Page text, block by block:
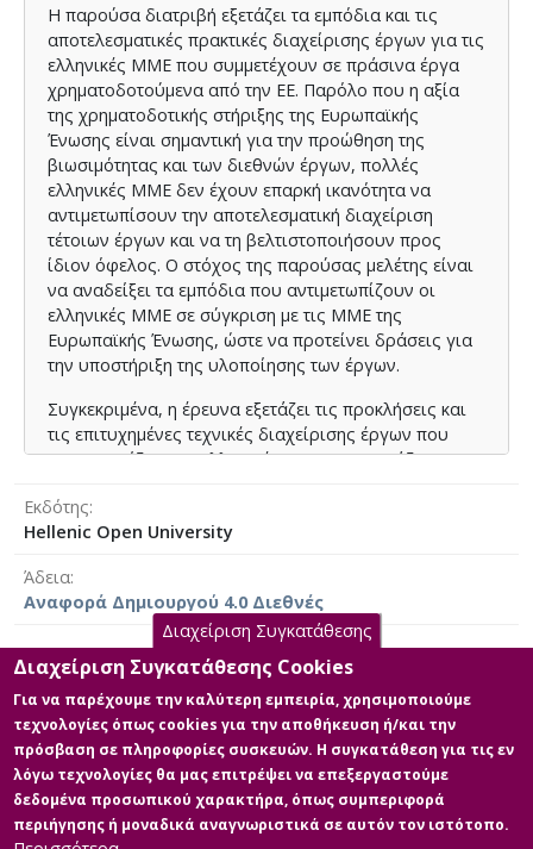
against peers in nations like Germany, Italy, and the
Netherlands as well as in-depth research of SME
experiences.
It aims to identify key factors influencing project
management efficiency, including financial and human
resource planning, administrative burdens, partner
collaboration, and compliance with EU regulations.
Findings highlight that Greek SMEs struggle with
complex bureaucracy, lack expertise in EU funding, and
face difficulties forming strategic partnerships. In
contrast, SMEs in Germany, Spain, the Netherlands,
and other countries benefit from stronger institutional
support and structured advisory services. The study
recommends best practices for Greek SMEs to improve
project management methodologies, including
tracking financial progress with digital tools, forming
transnational multidisciplinary partnerships, and
Η παρούσα διατριβή εξετάζει τα εμπόδια και τις
αποτελεσματικές πρακτικές διαχείρισης έργων για τις
ελληνικές ΜΜΕ που συμμετέχουν σε πράσινα έργα
χρηματοδοτούμενα από την ΕΕ. Παρόλο που η αξία
της χρηματοδοτικής στήριξης της Ευρωπαϊκής
Ένωσης είναι σημαντική για την προώθηση της
βιωσιμότητας και των διεθνών έργων, πολλές
ελληνικές ΜΜΕ δεν έχουν επαρκή ικανότητα να
αντιμετωπίσουν την αποτελεσματική διαχείριση
τέτοιων έργων και να τη βελτιστοποιήσουν προς
ίδιον όφελος. Ο στόχος της παρούσας μελέτης είναι
να αναδείξει τα εμπόδια που αντιμετωπίζουν οι
ελληνικές ΜΜΕ σε σύγκριση με τις ΜΜΕ της
Ευρωπαϊκής Ένωσης, ώστε να προτείνει δράσεις για
την υποστήριξη της υλοποίησης των έργων.
Συγκεκριμένα, η έρευνα εξετάζει τις προκλήσεις και
τις επιτυχημένες τεχνικές διαχείρισης έργων που
αντιμετωπίζουν οι ελληνικές ΜΜΕ που εργάζονται σε
ΕΕ. Χρησιμοποιώντας μια διερευνητική προσέγγιση
μεικτών δεδομένων, η μελέτη συνδυάζει δευτερογενή
επίπεδο ΕΕ με πρωτογενή δεδομένα που συλλέγονται
μέσω ερωτηματολογίου. Αυτό επιτρέπει τη συγκριτική
σύγκριση με ομοειδείς χώρες όπως η Γερμανία, η
Ιταλία και η Ολλανδία καθώς και τη σε βάθος έρευνα
των εμπειριών των ΜΜΕ.
Στόχος είναι να προσδιοριστούν οι βασικοί
παράγοντες που επηρεάζουν την αποτελεσματικότητα
της διαχείρισης έργων, συμπεριλαμβανομένου του
προγραμματισμού οικονομικών και ανθρώπινων
πόρων, του διοικητικού φόρτου, της συνεργασίας με
Εκδότης
Hellenic Open University
Άδεια
Αναφορά Δημιουργού 4.0 Διεθνές
Κύρια Αρχεία Διατριβής
MBA_Dissertation_Dionysios
Kapetanos
Περιγραφή:
MBA_Dissertation_Dionysios
Διαχείριση Συγκατάθεσης
Διαχείριση Συγκατάθεσης Cookies
Για να παρέχουμε την καλύτερη εμπειρία, χρησιμοποιούμε
τεχνολογίες όπως cookies για την αποθήκευση ή/και την
πρόσβαση σε πληροφορίες συσκευών. Η συγκατάθεση για τις εν
λόγω τεχνολογίες θα μας επιτρέψει να επεξεργαστούμε
δεδομένα προσωπικού χαρακτήρα, όπως συμπεριφορά
περιήγησης ή μοναδικά αναγνωριστικά σε αυτόν τον ιστότοπο.